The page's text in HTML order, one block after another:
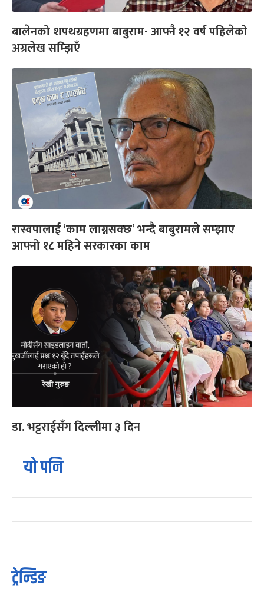
बालेनको शपथग्रहणमा बाबुराम- आफ्नै १२ वर्ष पहिलेको
अग्रलेख सम्झिएँ
रास्वपालाई ‘काम लाग्नसक्छ’ भन्दै बाबुरामले सम्झाए
आफ्नो १८ महिने सरकारका काम
डा. भट्टराईसँग दिल्लीमा ३ दिन
यो पनि
ट्रेन्डिङ